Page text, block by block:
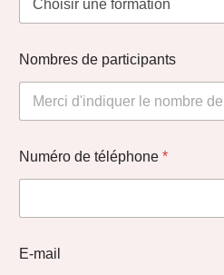
Nombres de participants
Numéro de téléphone *
E-mail